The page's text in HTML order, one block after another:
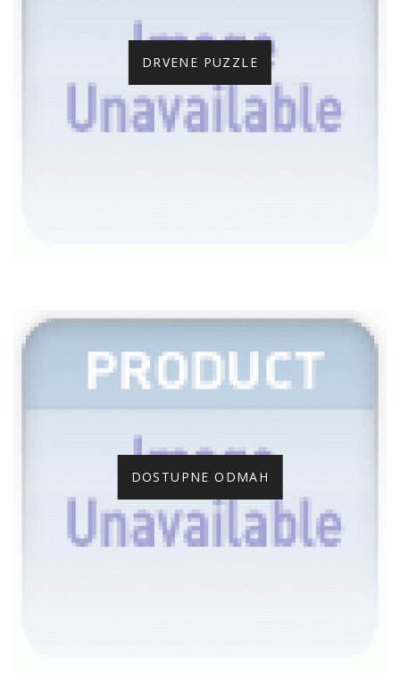
DRVENE PUZZLE
DOSTUPNE ODMAH